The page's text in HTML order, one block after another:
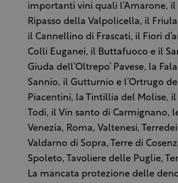
importanti vini quali l’Amarone, il
Ripasso della Valpolicella, il
il Cannellino di Frascati, il Fiori
Colli Euganei, il Buttafuoco e il
Giuda dell’Oltrepo’ Pavese, la
Sannio, il Gutturnio e l’Ortrugo
Piacentini, la Tintillia del Molise,
Todi, il Vin santo di Carmignano,
Venezia, Roma, Valtenesi,
Valdarno di Sopra, Terre di
Spoleto, Tavoliere delle Puglie,
La mancata protezione delle